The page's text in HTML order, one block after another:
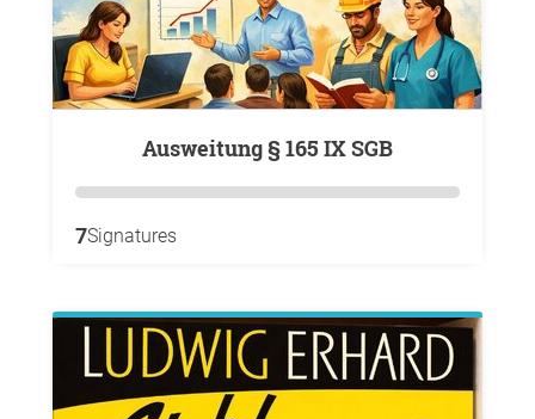
Ausweitung § 165 IX SGB
7Signatures